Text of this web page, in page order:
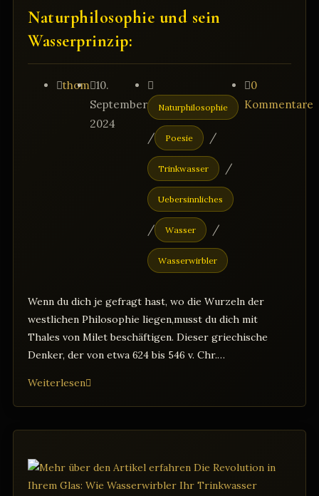
Naturphilosophie und sein
Wasserprinzip:
Beitrags-
thomBeitrag
veröffentlicht:
10.
September
2024
Beitrags-
Kategorie:
Naturphilosophie
/ Poesie /
Trinkwasser /
Uebersinnliches
/ Wasser /
Wasserwirbler
Beitrags-
Kommentare:
0
Kommentare
Wenn du dich je gefragt hast, wo die Wurzeln der
westlichen Philosophie liegen,musst du dich mit
Thales von Milet beschäftigen. Dieser griechische
Denker, der von etwa 624 bis 546 v. Chr.…
WeiterlesenThales
der
Naturphilosophie